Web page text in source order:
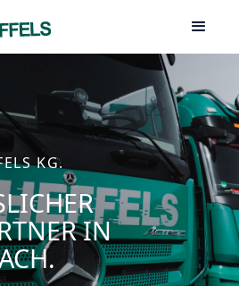
KG.
IN